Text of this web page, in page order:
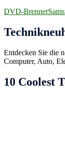
DVD-Brenner
Entdecken Sie die
Computer, Auto,
10 Coolest